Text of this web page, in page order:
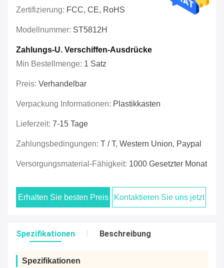
Zertifizierung: FCC, CE, RoHS
Modellnummer: ST5812H
Zahlungs-U. Verschiffen-Ausdrücke
Min Bestellmenge: 1 Satz
Preis: Verhandelbar
Verpackung Informationen: Plastikkasten
Lieferzeit: 7-15 Tage
Zahlungsbedingungen: T / T, Western Union, Paypal
Versorgungsmaterial-Fähigkeit: 1000 Gesetzter Monat
Erhalten Sie besten Preis Kontaktieren Sie uns jetzt
Spezifikationen Beschreibung
Spezifikationen